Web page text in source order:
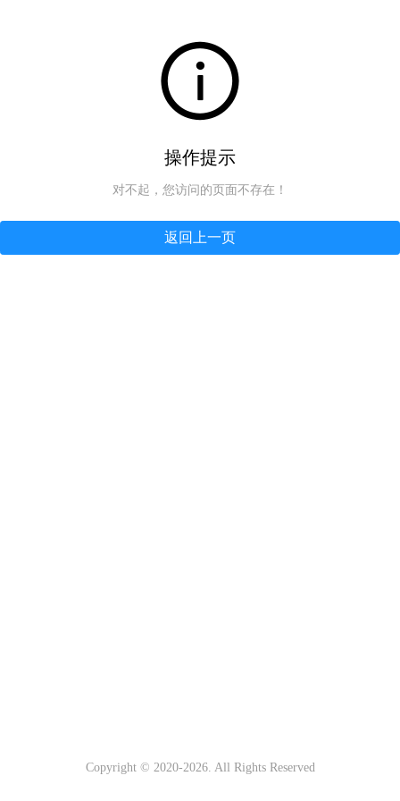
操作提示
对不起，您访问的页面不存在！
返回上一页
Copyright © 2020-2026. All Rights Reserved